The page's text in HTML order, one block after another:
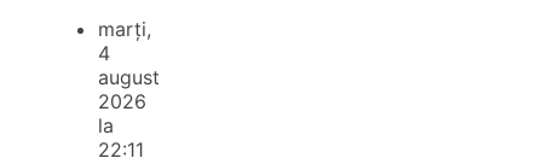
marți,
4
august
2026
la
22:11